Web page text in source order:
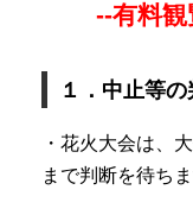
--有料
１．中止等
・花火大会は、
まで判断を待ちま